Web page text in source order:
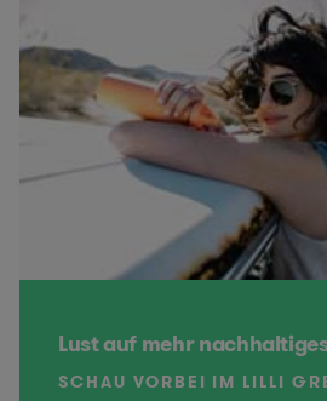
Lust auf mehr
SCHAU VORBEI IM LILLI